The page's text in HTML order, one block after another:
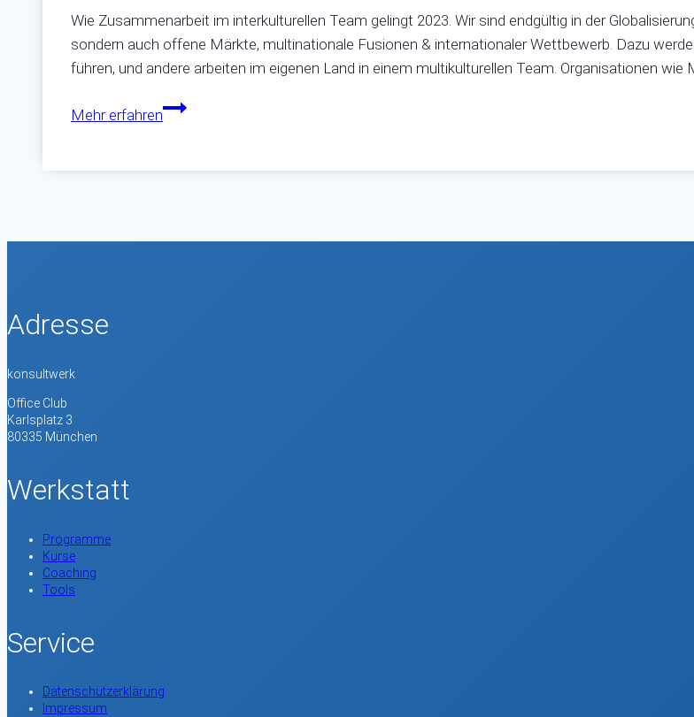
Wie Zusammenarbeit im interkulturellen Team gelingt 2023. Wir sind endgültig in der
sondern auch offene Märkte, multinationale Fusionen & internationaler Wettbewerb. Dazu
führen, und andere arbeiten im eigenen Land in einem multikulturellen Team. Organisationen wie
Mehr erfahrenUnderstanding
Adresse
konsultwerk
Office Club
Karlsplatz 3
80335 München
Werkstatt
Programme
Kurse
Coaching
Tools
Service
Datenschutzerklärung
Impressum